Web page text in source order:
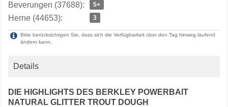
Beverungen (37688): 5+
Herne (44653): 3
Bitte berücksichtigen Sie, dass sich die Verfügbarkeit über den Tag hinweg laufend
ändern kann.
Details
DIE HIGHLIGHTS DES BERKLEY POWERBAIT
NATURAL GLITTER TROUT DOUGH